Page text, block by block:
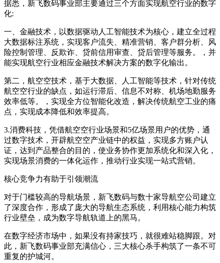
据悉，新飞数码事业部主要通过三个方面实现航空行业的数字
化:
一、金融技术，以数据驱动人工智能技术为核心，建立全过程
大数据标注系统，实现客户流失、精准营销、客户群分析、风
险控制管理、反欺诈、贷前信用审查、贷后管理等服务。，并
能实现航空行业相应金融技术解决方案的数字化输出。
第二，航空空技术，基于大数据、人工智能等技术，针对传统
航空空行业的缺点，如运行滞后、信息不对称、机场地勤服务
效率低等。，实现全方位智能化改造，解决传统航空工业的痛
点，实现成本降低和效率提高。
3.消费科技，凭借航空空行业场景和5亿场景用户的优势，通
过数字技术，开辟航空空产业链中的权益，实现多方账户认
证，达到产品整合的目的，使业务协作更加系统化和深入化，
实现场景消费的一体化运作，推动行业实现一站式营销。
核心竞争力有助于引领潮流
对于门槛较高的导航场景，新飞数码与数十家导航空公司建立
了深度合作，形成了庞大的导航生态系统，利用核心能力构筑
行业壁垒，成为数字导航轨道上的黑马。
在数字经济市场中，如果没有持家技巧，就很难站稳脚跟。对
此，新飞数码事业部充满信心，三大核心杀手构筑了一条不可
重复的护城河。